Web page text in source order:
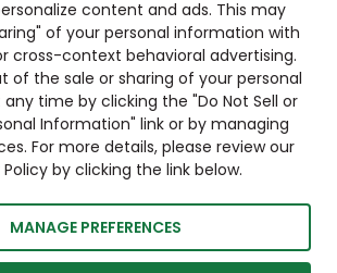
content and ads. This may
of your personal information with
cross-context behavioral advertising.
of the sale or sharing of your personal
time by clicking the "Do Not Sell or
Information" link or by managing
For more details, please review our
Policy by clicking the link below.
MANAGE PREFERENCES